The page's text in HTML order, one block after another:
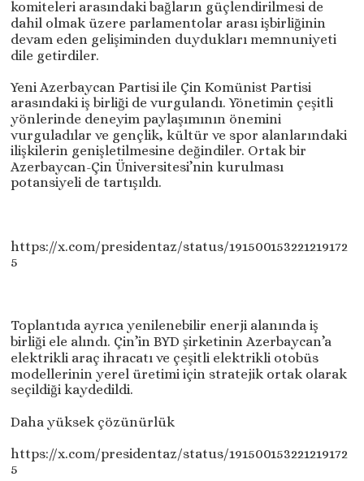
komiteleri arasındaki bağların güçlendirilmesi de
dahil olmak üzere parlamentolar arası işbirliğinin
devam eden gelişiminden duydukları memnuniyeti
dile getirdiler.
Yeni Azerbaycan Partisi ile Çin Komünist Partisi
arasındaki iş birliği de vurgulandı. Yönetimin çeşitli
yönlerinde deneyim paylaşımının önemini
vurguladılar ve gençlik, kültür ve spor alanlarındaki
ilişkilerin genişletilmesine değindiler. Ortak bir
Azerbaycan-Çin Üniversitesi’nin kurulması
potansiyeli de tartışıldı.
https://x.com/presidentaz/status/191500153221219172
5
Toplantıda ayrıca yenilenebilir enerji alanında iş
birliği ele alındı. Çin’in BYD şirketinin Azerbaycan’a
elektrikli araç ihracatı ve çeşitli elektrikli otobüs
modellerinin yerel üretimi için stratejik ortak olarak
seçildiği kaydedildi.
Daha yüksek çözünürlük
https://x.com/presidentaz/status/191500153221219172
5